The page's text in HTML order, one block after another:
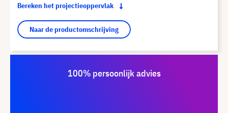
Bereken het projectieoppervlak
Naar de productomschrijving
100% persoonlijk advies